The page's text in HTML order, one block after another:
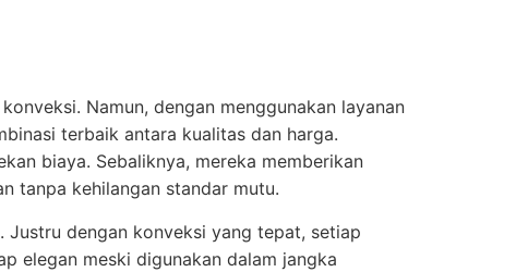
Namun, dengan menggunakan layanan
terbaik antara kualitas dan harga.
biaya. Sebaliknya, mereka memberikan
tanpa kehilangan standar mutu.
Justru dengan konveksi yang tepat, setiap
elegan meski digunakan dalam jangka